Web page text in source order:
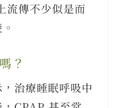
流傳不少似是而
？
治療睡眠呼吸中